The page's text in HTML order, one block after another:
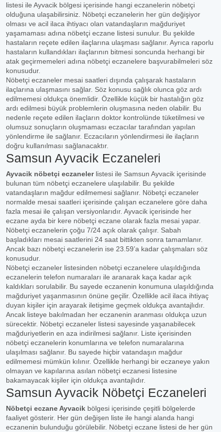
listesi ile Ayvacik bölgesi içerisinde hangi eczanelerin nöbetçi
olduğuna ulaşabilirsiniz. Nöbetçi eczanelerin her gün değişiyor
olması ve acil ilaca ihtiyacı olan vatandaşların mağduriyet
yaşamaması adına nöbetçi eczane listesi sunulur. Bu şekilde
hastaların reçete edilen ilaçlarına ulaşması sağlanır. Ayrıca raporlu
hastaların kullandıkları ilaçlarının bitmesi soncunda herhangi bir
atak geçirmemeleri adına nöbetçi eczanelere başvurabilmeleri söz
konusudur.
Nöbetçi eczaneler mesai saatleri dışında çalışarak hastaların
ilaçlarına ulaşmasını sağlar. Söz konusu sağlık olunca göz ardı
edilmemesi oldukça önemlidir. Özellikle küçük bir hastalığın göz
ardı edilmesi büyük problemlerin oluşmasına neden olabilir. Bu
nedenle reçete edilen ilaçların doktor kontrolünde tüketilmesi ve
olumsuz sonuçların oluşmaması eczacılar tarafından yapılan
yönlendirme ile sağlanır. Eczacıların yönlendirmesi ile ilaçların
doğru kullanılması sağlanacaktır.
Samsun Ayvacik Eczaneleri
Ayvacik nöbetçi eczanelerlistesi ile Samsun Ayvacik içerisinde
bulunan tüm nöbetçi eczanelere ulaşılabilir. Bu şekilde
vatandaşların mağdur edilmemesi sağlanır. Nöbetçi eczaneler
normalde mesai saatleri içerisinde çalışan eczanelere göre daha
fazla mesai ile çalışan versiyonlarıdır. Ayvacik içerisinde her
eczane ayda bir kere nöbetçi eczane olarak fazla mesai yapar.
Nöbetçi eczanelerin çoğu 7/24 açık olarak çalışır. Sabah
başladıkları mesai saatlerini 24 saat bittikten sonra tamamlanır.
Ancak bazı nöbetçi eczanelerin ise 23.59’a kadar çalışmaları söz
konusudur.
Nöbetçi eczaneler listesinden nöbetçi eczanelere ulaşıldığında
eczanelerin telefon numaraları ile aranarak kaça kadar açık
kaldıkları sorulabilir. Bu sayede eczanenin konumuna ulaşıldığında
mağduriyet yaşanmasının önüne geçilir. Özellikle acil ilaca ihtiyaç
duyan kişiler için arayarak iletişime geçmek oldukça avantajlıdır.
Ancak listeye bakılmadan her eczanenin aranması oldukça uzun
sürecektir. Nöbetçi eczaneler listesi sayesinde yaşanabilecek
mağduriyetlerin en aza indirilmesi sağlanır. Liste içerisinden
nöbetçi eczanelerin konumlarına ve telefon numaralarına
ulaşılması sağlanır. Bu sayede hiçbir vatandaşın mağdur
edilmemesi mümkün kılınır. Özellikle herhangi bir eczaneye yakın
olmayan ve kapılarına asılan nöbetçi eczanesi listesine
bakamayacak kişiler için oldukça avantajlıdır.
Samsun Ayvacik Nöbetçi Eczaneleri
Nöbetçi eczane Ayvacik bölgesi içerisinde çeşitli bölgelerde
faaliyet gösterir. Her gün değişen liste ile hangi alanda hangi
eczanenin bulunduğu görülebilir. Nöbetçi eczane listesi de her gün